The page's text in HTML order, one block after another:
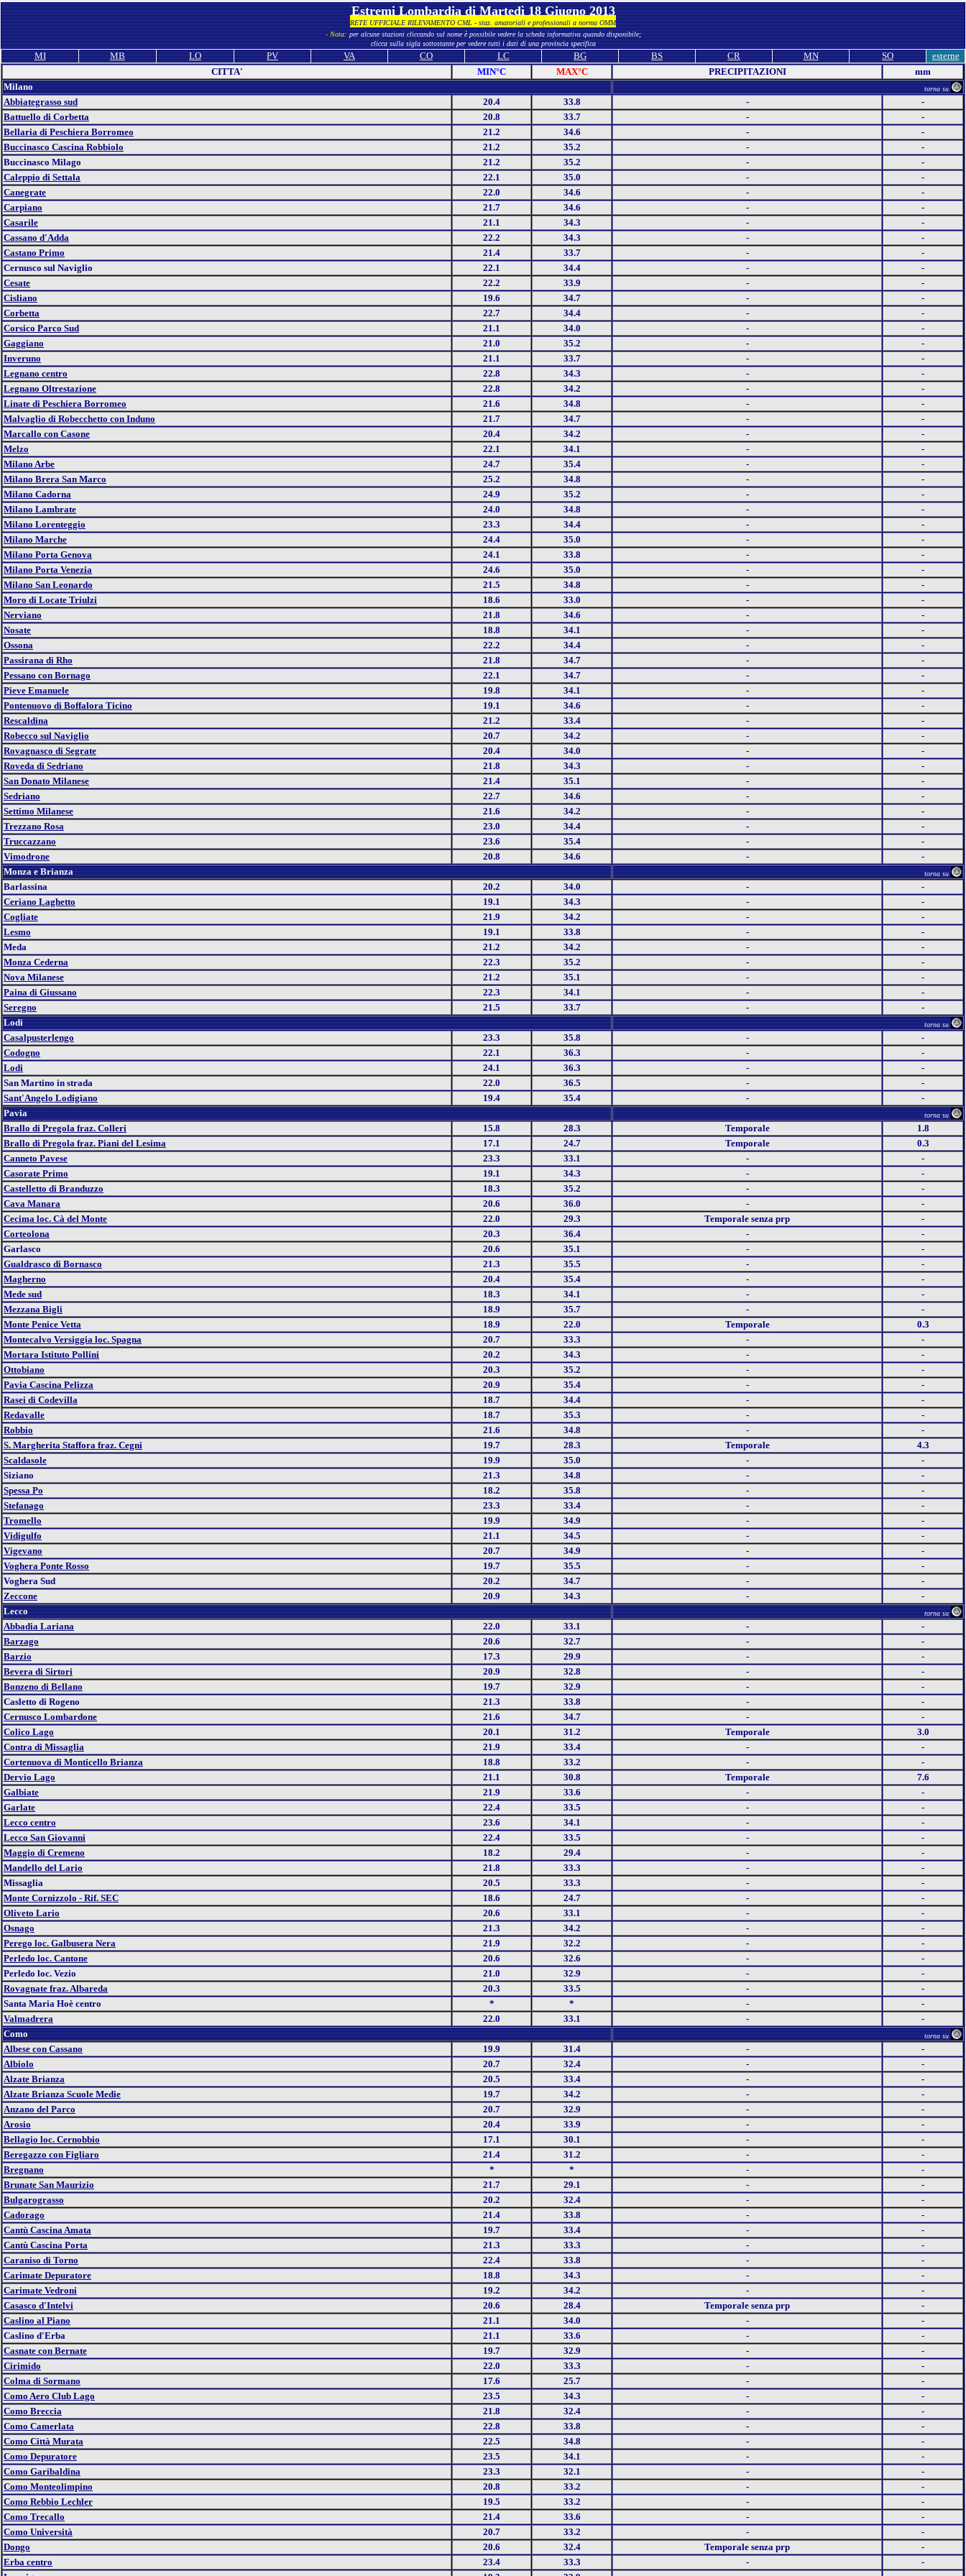
Estremi Lombardia di Martedì 18 Giugno 2013
RETE UFFICIALE RILEVAMENTO CML - staz. amatoriali e professionali a norma OMM
- Nota: per alcune stazioni cliccando sul nome è possibile vedere la scheda informativa quando disponibile;
clicca sulla sigla sottostante per vedere tutti i dati di una provincia specifica
MI MB LO PV VA CO LC BG BS CR MN SO
esterne
CITTA'
MIN°C MAX°C PRECIPITAZIONI
mm
Milano
torna su
Abbiategrasso sud 20.4 33.8 -
-
Battuello di Corbetta
20.8 33.7 -
-
Bellaria di Peschiera Borromeo
21.2 34.6 -
-
Buccinasco Cascina Robbiolo
21.2 35.2 -
-
Buccinasco Milago
21.2 35.2 -
-
Caleppio di Settala
22.1 35.0 -
-
Canegrate
22.0 34.6 -
-
Carpiano
21.7 34.6 -
-
Casarile
21.1 34.3 -
-
Cassano d'Adda
22.2 34.3 -
-
Castano Primo
21.4 33.7 -
-
Cernusco sul Naviglio
22.1 34.4 -
-
Cesate
22.2 33.9 -
-
Cisliano
19.6 34.7 -
-
Corbetta
22.7 34.4 -
-
Corsico Parco Sud
21.1 34.0 -
-
Gaggiano
21.0 35.2 -
-
Inveruno
21.1 33.7 -
-
Legnano centro
22.8 34.3 -
-
Legnano Oltrestazione
22.8 34.2 -
-
Linate di Peschiera Borromeo
21.6 34.8 -
-
Malvaglio di Robecchetto con Induno
21.7 34.7 -
-
Marcallo con Casone
20.4 34.2 -
-
Melzo
22.1 34.1 -
-
Milano Arbe
24.7 35.4 -
-
Milano Brera San Marco
25.2 34.8 -
-
Milano Cadorna
24.9 35.2 -
-
Milano Lambrate
24.0 34.8 -
-
Milano Lorenteggio
23.3 34.4 -
-
Milano Marche
24.4 35.0 -
-
Milano Porta Genova
24.1 33.8 -
-
Milano Porta Venezia
24.6 35.0 -
-
Milano San Leonardo
21.5 34.8 -
-
Moro di Locate Triulzi
18.6 33.0 -
-
Nerviano
21.8 34.6 -
-
Nosate
18.8 34.1 -
-
Ossona
22.2 34.4 -
-
Passirana di Rho
21.8 34.7 -
-
Pessano con Bornago
22.1 34.7 -
-
Pieve Emanuele
19.8 34.1 -
-
Pontenuovo di Boffalora Ticino
19.1 34.6 -
-
Rescaldina
21.2 33.4 -
-
Robecco sul Naviglio
20.7 34.2 -
-
Rovagnasco di Segrate
20.4 34.0 -
-
Roveda di Sedriano
21.8 34.3 -
-
San Donato Milanese
21.4 35.1 -
-
Sedriano
22.7 34.6 -
-
Settimo Milanese
21.6 34.2 -
-
Trezzano Rosa
23.0 34.4 -
-
Truccazzano
23.6 35.4 -
-
Vimodrone
20.8 34.6 -
-
Monza e Brianza
torna su
Barlassina 20.2 34.0 -
-
Ceriano Laghetto
19.1 34.3 -
-
Cogliate
21.9 34.2 -
-
Lesmo
19.1 33.8 -
-
Meda
21.2 34.2 -
-
Monza Cederna
22.3 35.2 -
-
Nova Milanese
21.2 35.1 -
-
Paina di Giussano
22.3 34.1 -
-
Seregno
21.5 33.7 -
-
Lodi
torna su
Casalpusterlengo 23.3 35.8 -
-
Codogno
22.1 36.3 -
-
Lodi
24.1 36.3 -
-
San Martino in strada
22.0 36.5 -
-
Sant'Angelo Lodigiano
19.4 35.4 -
-
Pavia
torna su
Brallo di Pregola fraz. Colleri 15.8 28.3 Temporale
1.8
Brallo di Pregola fraz. Piani del Lesima
17.1 24.7 Temporale
0.3
Canneto Pavese
23.3 33.1 -
-
Casorate Primo
19.1 34.3 -
-
Castelletto di Branduzzo
18.3 35.2 -
-
Cava Manara
20.6 36.0 -
-
Cecima loc. Cà del Monte
22.0 29.3 Temporale senza prp
-
Corteolona
20.3 36.4 -
-
Garlasco
20.6 35.1 -
-
Gualdrasco di Bornasco
21.3 35.5 -
-
Magherno
20.4 35.4 -
-
Mede sud
18.3 34.1 -
-
Mezzana Bigli
18.9 35.7 -
-
Monte Penice Vetta
18.9 22.0 Temporale
0.3
Montecalvo Versiggia loc. Spagna
20.7 33.3 -
-
Mortara Istituto Pollini
20.2 34.3 -
-
Ottobiano
20.3 35.2 -
-
Pavia Cascina Pelizza
20.9 35.4 -
-
Rasei di Codevilla
18.7 34.4 -
-
Redavalle
18.7 35.3 -
-
Robbio
21.6 34.8 -
-
S. Margherita Staffora fraz. Cegni
19.7 28.3 Temporale
4.3
Scaldasole
19.9 35.0 -
-
Siziano
21.3 34.8 -
-
Spessa Po
18.2 35.8 -
-
Stefanago
23.3 33.4 -
-
Tromello
19.9 34.9 -
-
Vidigulfo
21.1 34.5 -
-
Vigevano
20.7 34.9 -
-
Voghera Ponte Rosso
19.7 35.5 -
-
Voghera Sud
20.2 34.7 -
-
Zeccone
20.9 34.3 -
-
Lecco
torna su
Abbadia Lariana 22.0 33.1 -
-
Barzago
20.6 32.7 -
-
Barzio
17.3 29.9 -
-
Bevera di Sirtori
20.9 32.8 -
-
Bonzeno di Bellano
19.7 32.9 -
-
Casletto di Rogeno
21.3 33.8 -
-
Cernusco Lombardone
21.6 34.7 -
-
Colico Lago
20.1 31.2 Temporale
3.0
Contra di Missaglia
21.9 33.4 -
-
Cortenuova di Monticello Brianza
18.8 33.2 -
-
Dervio Lago
21.1 30.8 Temporale
7.6
Galbiate
21.9 33.6 -
-
Garlate
22.4 33.5 -
-
Lecco centro
23.6 34.1 -
-
Lecco San Giovanni
22.4 33.5 -
-
Maggio di Cremeno
18.2 29.4 -
-
Mandello del Lario
21.8 33.3 -
-
Missaglia
20.5 33.3 -
-
Monte Cornizzolo - Rif. SEC
18.6 24.7 -
-
Oliveto Lario
20.6 33.1 -
-
Osnago
21.3 34.2 -
-
Perego loc. Galbusera Nera
21.9 32.2 -
-
Perledo loc. Cantone
20.6 32.6 -
-
Perledo loc. Vezio
21.0 32.9 -
-
Rovagnate fraz. Albareda
20.3 33.5 -
-
Santa Maria Hoè centro
* * -
-
Valmadrera
22.0 33.1 -
-
Como
torna su
Albese con Cassano 19.9 31.4 -
-
Albiolo
20.7 32.4 -
-
Alzate Brianza
20.5 33.4 -
-
Alzate Brianza Scuole Medie
19.7 34.2 -
-
Anzano del Parco
20.7 32.9 -
-
Arosio
20.4 33.9 -
-
Bellagio loc. Cernobbio
17.1 30.1 -
-
Beregazzo con Figliaro
21.4 31.2 -
-
Bregnano
* * -
-
Brunate San Maurizio
21.7 29.1 -
-
Bulgarograsso
20.2 32.4 -
-
Cadorago
21.4 33.8 -
-
Cantù Cascina Amata
19.7 33.4 -
-
Cantù Cascina Porta
21.3 33.3 -
-
Caraniso di Torno
22.4 33.8 -
-
Carimate Depuratore
18.8 34.3 -
-
Carimate Vedroni
19.2 34.2 -
-
Casasco d'Intelvi
20.6 28.4 Temporale senza prp
-
Caslino al Piano
21.1 34.0 -
-
Caslino d'Erba
21.1 33.6 -
-
Casnate con Bernate
19.7 32.9 -
-
Cirimido
22.0 33.3 -
-
Colma di Sormano
17.6 25.7 -
-
Como Aero Club Lago
23.5 34.3 -
-
Como Breccia
21.8 32.4 -
-
Como Camerlata
22.8 33.8 -
-
Como Città Murata
22.5 34.8 -
-
Como Depuratore
23.5 34.1 -
-
Como Garibaldina
23.3 32.1 -
-
Como Monteolimpino
20.8 33.2 -
-
Como Rebbio Lechler
19.5 33.2 -
-
Como Trecallo
21.4 33.6 -
-
Como Università
20.7 33.2 -
-
Dongo
20.6 32.4 Temporale senza prp
-
Erba centro
23.4 33.3 -
-